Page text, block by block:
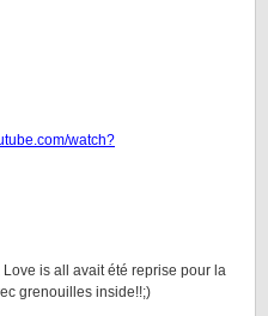
watch?
is all avait été reprise pour la
grenouilles inside!!;)